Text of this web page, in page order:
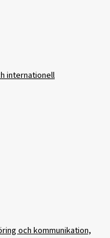
internationell
och kommunikation,